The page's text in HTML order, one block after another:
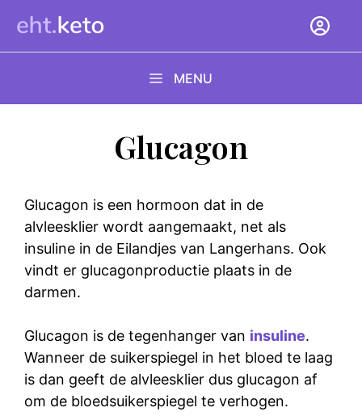
naar
de
MENU
Glucagon
Glucagon is een hormoon dat in de
alvleesklier wordt aangemaakt, net als
insuline in de Eilandjes van Langerhans. Ook
vindt er glucagonproductie plaats in de
darmen.
Glucagon is de tegenhanger van insuline.
Wanneer de suikerspiegel in het bloed te laag
is dan geeft de alvleesklier dus glucagon af
om de bloedsuikerspiegel te verhogen.